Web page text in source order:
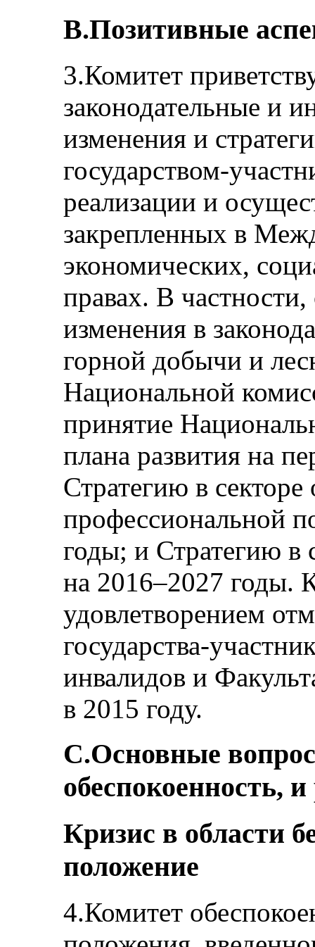
B.Позитивные
3.Комитет
законодательные и
изменения и
государством-
реализации и
закрепленных в
экономических,
правах. В частности,
изменения в
горной добычи и
Национальной
принятие
плана развития на
Стратегию в секторе
профессиональной
годы; и Стратегию в
на 2016–2027 годы.
удовлетворением
государства-
инвалидов и
в 2015 году.
C.Основные
обеспокоенность,
Кризис в области
положение
4.Комитет